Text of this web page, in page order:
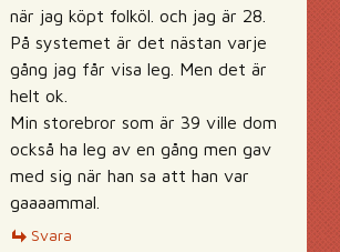
när jag köpt folköl. och jag är 28.
På systemet är det nästan varje
gång jag får visa leg. Men det är
helt ok.
Min storebror som är 39 ville dom
också ha leg av en gång men gav
med sig när han sa att han var
gaaaammal.
Svara